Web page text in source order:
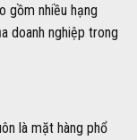
gồm nhiều hạng
doanh nghiệp trong
là mặt hàng phổ